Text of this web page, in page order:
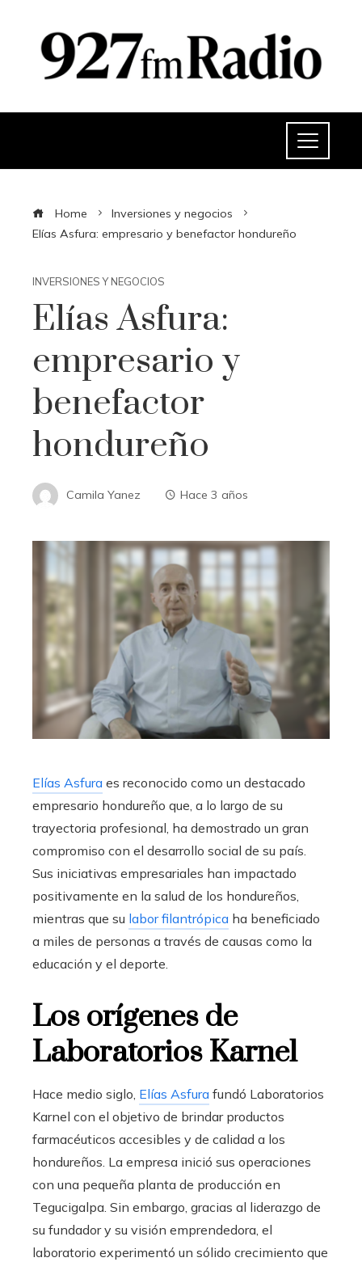
Home
Inversiones y negocios
Elías Asfura: empresario y benefactor hondureño
INVERSIONES Y NEGOCIOS
Elías Asfura:
empresario y
benefactor
hondureño
Camila Yanez Hace 3 años
Elías Asfura es reconocido como un destacado
empresario hondureño que, a lo largo de su
trayectoria profesional, ha demostrado un gran
compromiso con el desarrollo social de su país.
Sus iniciativas empresariales han impactado
positivamente en la salud de los hondureños,
mientras que su labor filantrópica ha beneficiado
a miles de personas a través de causas como la
educación y el deporte.
Los orígenes de
Laboratorios Karnel
Hace medio siglo, Elías Asfura fundó Laboratorios
Karnel con el objetivo de brindar productos
farmacéuticos accesibles y de calidad a los
hondureños. La empresa inició sus operaciones
con una pequeña planta de producción en
Tegucigalpa. Sin embargo, gracias al liderazgo de
su fundador y su visión emprendedora, el
laboratorio experimentó un sólido crecimiento que